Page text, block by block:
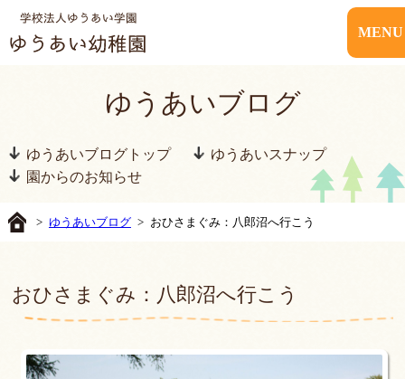
MENU
ゆうあいブログ
ゆうあいブログトップ
ゆうあいスナップ
園からのお知らせ
> ゆうあいブログ> おひさまぐみ：八郎沼へ行こう
おひさまぐみ：八郎沼へ行こう